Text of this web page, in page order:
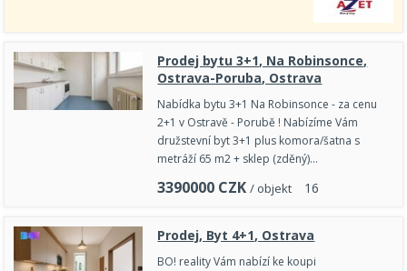
Prodej bytu 3+1, Na Robinsonce,
Ostrava-Poruba, Ostrava
Nabídka bytu 3+1 Na Robinsonce - za cenu
2+1 v Ostravě - Porubě ! Nabízíme Vám
družstevní byt 3+1 plus komora/šatna s
metráží 65 m2 + sklep (zděný)…
3390000 CZK / objekt 16
Prodej, Byt 4+1, Ostrava
BO! reality Vám nabízí ke koupi